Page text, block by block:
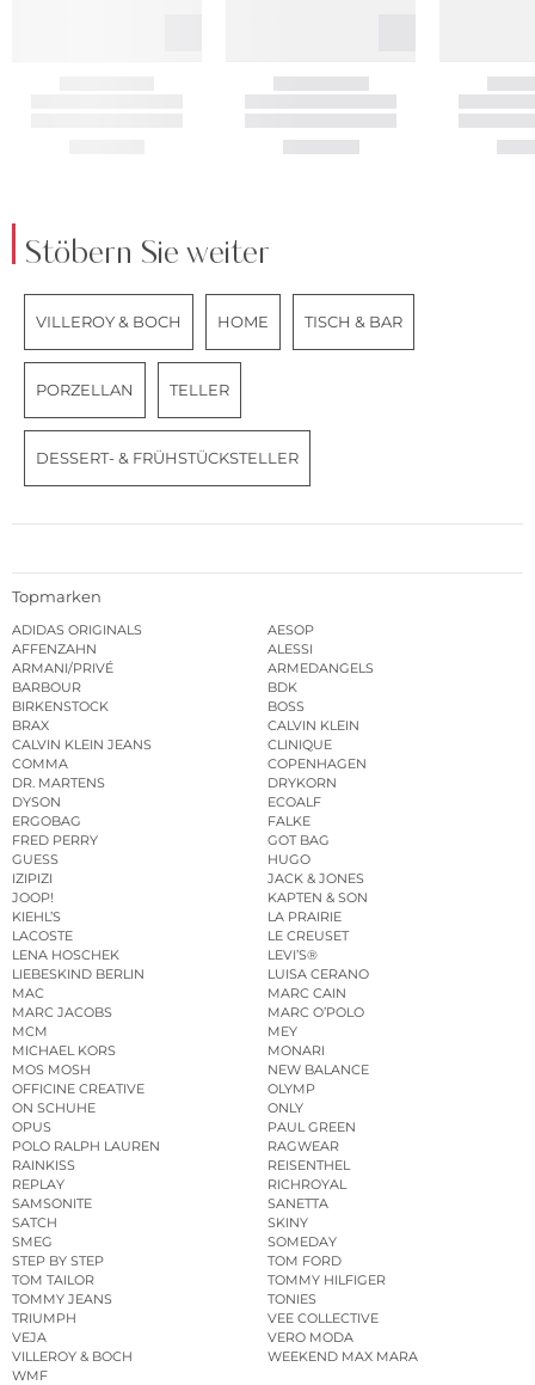
Stöbern Sie weiter
VILLEROY & BOCH HOME TISCH & BAR
PORZELLAN TELLER
DESSERT- & FRÜHSTÜCKSTELLER
Topmarken
ADIDAS ORIGINALS
AESOP
AFFENZAHN
ALESSI
ARMANI/PRIVÉ
ARMEDANGELS
BARBOUR
BDK
BIRKENSTOCK
BOSS
BRAX
CALVIN KLEIN
CALVIN KLEIN JEANS
CLINIQUE
COMMA
COPENHAGEN
DR. MARTENS
DRYKORN
DYSON
ECOALF
ERGOBAG
FALKE
FRED PERRY
GOT BAG
GUESS
HUGO
IZIPIZI
JACK & JONES
JOOP!
KAPTEN & SON
KIEHL’S
LA PRAIRIE
LACOSTE
LE CREUSET
LENA HOSCHEK
LEVI’S®
LIEBESKIND BERLIN
LUISA CERANO
MAC
MARC CAIN
MARC JACOBS
MARC O’POLO
MCM
MEY
MICHAEL KORS
MONARI
MOS MOSH
NEW BALANCE
OFFICINE CREATIVE
OLYMP
ON SCHUHE
ONLY
OPUS
PAUL GREEN
POLO RALPH LAUREN
RAGWEAR
RAINKISS
REISENTHEL
REPLAY
RICHROYAL
SAMSONITE
SANETTA
SATCH
SKINY
SMEG
SOMEDAY
STEP BY STEP
TOM FORD
TOM TAILOR
TOMMY HILFIGER
TOMMY JEANS
TONIES
TRIUMPH
VEE COLLECTIVE
VEJA
VERO MODA
VILLEROY & BOCH
WEEKEND MAX MARA
WMF